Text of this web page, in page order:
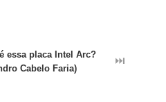
essa placa Intel Arc?
Cabelo Faria)
⏭